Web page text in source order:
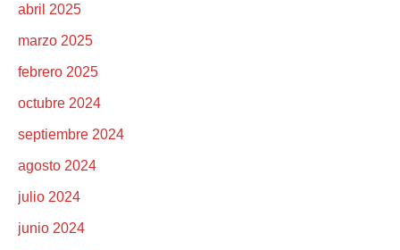
abril 2025
marzo 2025
febrero 2025
octubre 2024
septiembre 2024
agosto 2024
julio 2024
junio 2024